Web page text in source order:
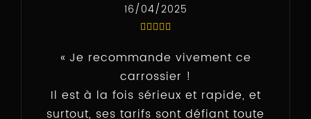
16/04/2025
Je recommande vivement ce
carrossier !
Il est à la fois sérieux et rapide, et
surtout, ses tarifs sont défiant toute